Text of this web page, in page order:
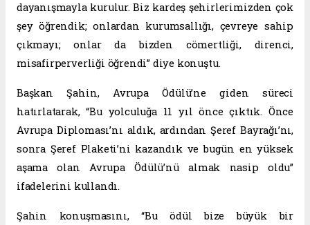
dayanışmayla kurulur. Biz kardeş şehirlerimizden çok
şey öğrendik; onlardan kurumsallığı, çevreye sahip
çıkmayı; onlar da bizden cömertliği, direnci,
misafirperverliği öğrendi” diye konuştu.
Başkan Şahin, Avrupa Ödülü’ne giden süreci
hatırlatarak, “Bu yolculuğa 11 yıl önce çıktık. Önce
Avrupa Diploması’nı aldık, ardından Şeref Bayrağı’nı,
sonra Şeref Plaketi’ni kazandık ve bugün en yüksek
aşama olan Avrupa Ödülü’nü almak nasip oldu”
ifadelerini kullandı.
Şahin konuşmasını, “Bu ödül bize büyük bir